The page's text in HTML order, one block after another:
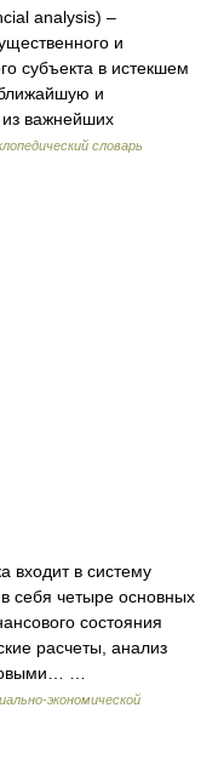
analysis) –
и
субъекта в истекшем
и
важнейших
словарь
в систему
себя четыре основных
состояния
расчеты, анализ
…
экономической